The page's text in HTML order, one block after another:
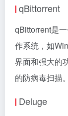
qBittorrent
qBittorrent是
作系统，如
界面和强大的
的防病毒扫描。
Deluge